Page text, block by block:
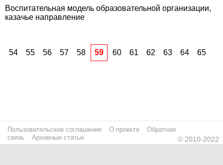
Воспитательная модель образовательной организации,
казачье направление
54 55 56 57 58 59 60 61 62 63 64 65
Пользовательское соглашение О проекте
Обратная
связь
Архивные статьи © 2010-2022